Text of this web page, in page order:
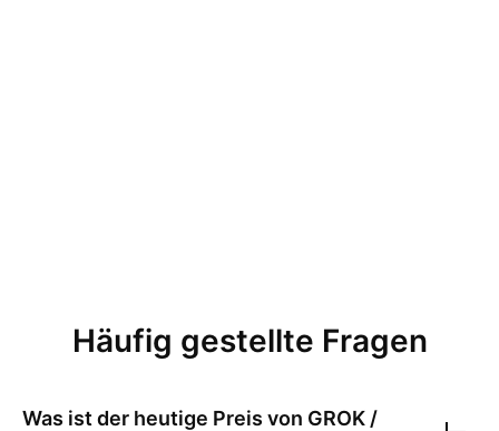
Häufig gestellte Fragen
Was ist der heutige Preis von GROK /